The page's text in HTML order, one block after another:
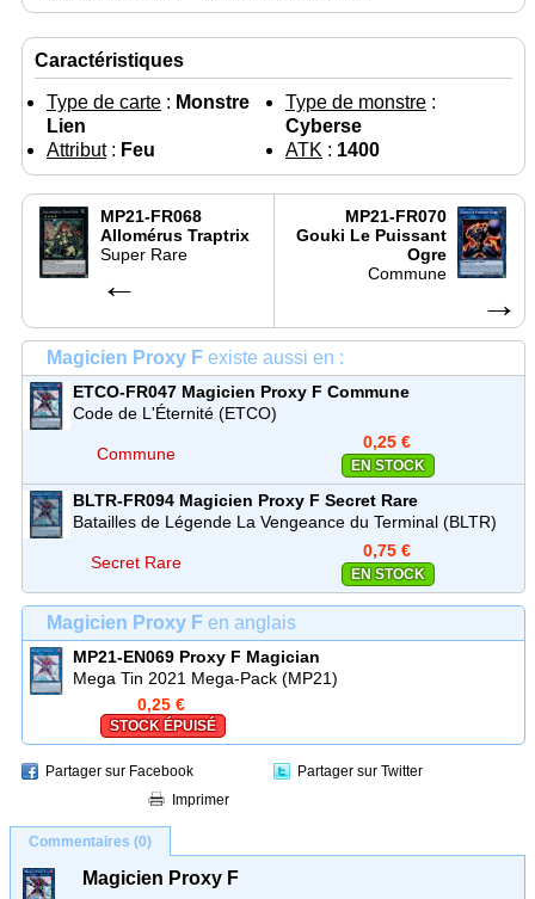
Caractéristiques
Type de carte : Monstre
Lien
Type de monstre :
Cyberse
Attribut: Feu ATK : 1400
MP21-FR068
Allomérus Traptrix
Super Rare
←
MP21-FR070
Gouki Le Puissant
Ogre
Commune
→
Magicien Proxy F existe aussi en :
ETCO-FR047 Magicien Proxy F Commune
Code de L'Éternité (ETCO)
Commune
0,25 €
EN STOCK
BLTR-FR094 Magicien Proxy F Secret Rare
Batailles de Légende La Vengeance du Terminal (BLTR)
Secret Rare
0,75 €
EN STOCK
Magicien Proxy F en anglais
MP21-EN069 Proxy F Magician
Mega Tin 2021 Mega-Pack (MP21)
0,25 €
STOCK ÉPUISÉ
Partager sur Facebook
Partager sur Twitter
Imprimer
Commentaires (0)
Magicien Proxy F